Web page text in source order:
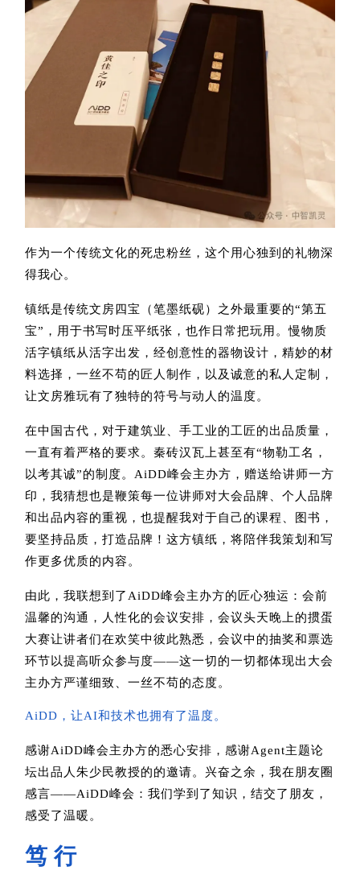
作为一个传统文化的死忠粉丝，这个用心独到的礼物深
得我心。
镇纸是传统文房四宝（笔墨纸砚）之外最重要的“第五
宝”，用于书写时压平纸张，也作日常把玩用。慢物质
活字镇纸从活字出发，经创意性的器物设计，精妙的材
料选择，一丝不苟的匠人制作，以及诚意的私人定制，
让文房雅玩有了独特的符号与动人的温度。
在中国古代，对于建筑业、手工业的工匠的出品质量，
一直有着严格的要求。秦砖汉瓦上甚至有“物勒工名，
以考其诚”的制度。AiDD峰会主办方，赠送给讲师一方
印，我猜想也是鞭策每一位讲师对大会品牌、个人品牌
和出品内容的重视，也提醒我对于自己的课程、图书，
要坚持品质，打造品牌！这方镇纸，将陪伴我策划和写
作更多优质的内容。
由此，我联想到了AiDD峰会主办方的匠心独运：会前
温馨的沟通，人性化的会议安排，会议头天晚上的掼蛋
大赛让讲者们在欢笑中彼此熟悉，会议中的抽奖和票选
环节以提高听众参与度——这一切的一切都体现出大会
主办方严谨细致、一丝不苟的态度。
AiDD，让AI和技术也拥有了温度。
感谢AiDD峰会主办方的悉心安排，感谢Agent主题论
坛出品人朱少民教授的的邀请。兴奋之余，我在朋友圈
感言——AiDD峰会：我们学到了知识，结交了朋友，
感受了温暖。
笃 行